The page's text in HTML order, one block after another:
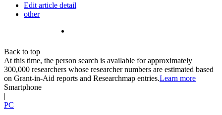
Edit article detail
other
Back to top
At this time, the person search is available for approximately
300,000 researchers whose researcher numbers are estimated based
on Grant-in-Aid reports and Researchmap entries.Learn more
Smartphone
|
PC